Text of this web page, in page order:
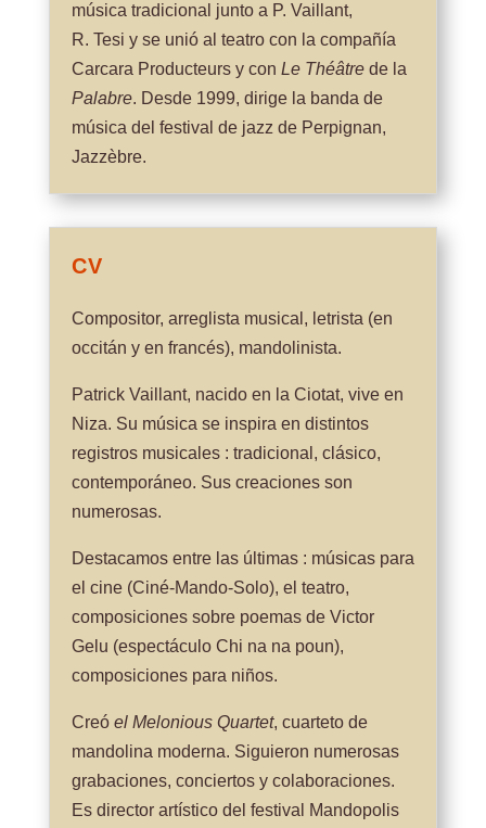
música tradicional junto a P. Vaillant,
R. Tesi y se unió al teatro con la compañía
Carcara Producteurs y con Le Théâtrede la
Palabre. Desde 1999, dirige la banda de
música del festival de jazz de Perpignan,
Jazzèbre.
CV
Compositor, arreglista musical, letrista (en
occitán y en francés), mandolinista.
Patrick Vaillant, nacido en la Ciotat, vive en
Niza. Su música se inspira en distintos
registros musicales : tradicional, clásico,
contemporáneo. Sus creaciones son
numerosas.
Destacamos entre las últimas : músicas para
el cine (Ciné-Mando-Solo), el teatro,
composiciones sobre poemas de Victor
Gelu (espectáculo Chi na na poun),
composiciones para niños.
Creó el Melonious Quartet, cuarteto de
mandolina moderna. Siguieron numerosas
grabaciones, conciertos y colaboraciones.
Es director artístico del festival Mandopolis